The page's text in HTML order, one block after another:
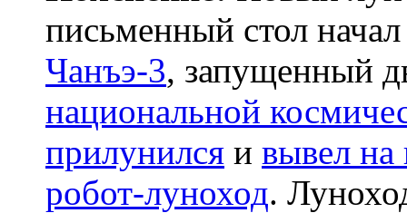
письменный стол
Чанъэ-3, запущенный
национальной
прилунился и вывел
робот-луноход.